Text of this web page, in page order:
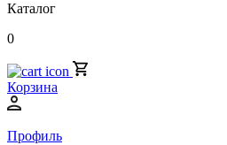
Каталог
0
Корзина
Профиль